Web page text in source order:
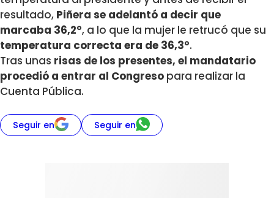
resultado, Piñera se adelantó a decir que
marcaba 36,2°, a lo que la mujer le retrucó que su
temperatura correcta era de 36,3°.
Tras unas risas de los presentes, el mandatario
procedió a entrar al Congreso para realizar la
Cuenta Pública.
Seguir en Seguir en